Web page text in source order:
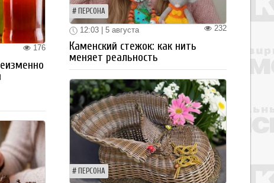
176
ПЕРСОНА
232
12:03 | 5 августа
Каменский стежок: как нить
меняет реальность
ПЕРСОНА